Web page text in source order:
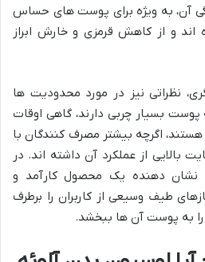
آن، به ویژه برای پوست های حساس
اند و از کاهش قرمزی و خارش ابراز
نظراتی نیز در مورد محدودیت ها
پوست بسیار چربی دارند، گاهی اوقات
اگرچه بیشتر مصرف کنندگان با
بالایی از عملکرد آن داشته اند. در
نشان دهنده یک محصول کارآمد و
طیف وسیعی از کاربران را برطرف
به پوست آن ها ببخشد.